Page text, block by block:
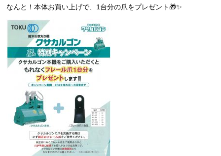
なんと！本体お買い上げで、1台分の爪をプレゼント🎁✨